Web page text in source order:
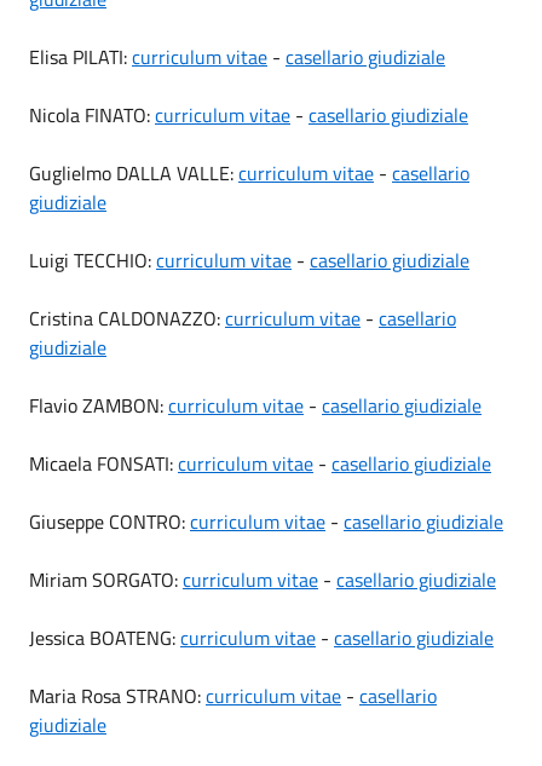
Elisa PILATI:curriculum vitae - casellario giudiziale
Nicola FINATO:curriculum vitae - casellario giudiziale
Guglielmo DALLA VALLE:curriculum vitae - casellario
giudiziale
Luigi TECCHIO:curriculum vitae - casellario giudiziale
Cristina CALDONAZZO:curriculum vitae - casellario
giudiziale
Flavio ZAMBON:curriculum vitae - casellario giudiziale
Micaela FONSATI:curriculum vitae - casellario giudiziale
Giuseppe CONTRO:curriculum vitae - casellario giudiziale
Miriam SORGATO:curriculum vitae - casellario giudiziale
Jessica BOATENG:curriculum vitae - casellario giudiziale
Maria Rosa STRANO:curriculum vitae - casellario
giudiziale